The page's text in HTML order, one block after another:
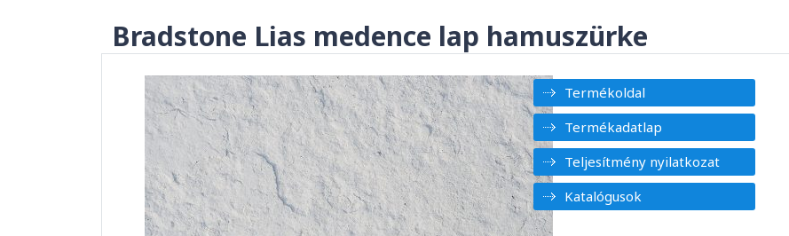
Bradstone Lias medence lap hamuszürke
Termékoldal
Termékadatlap
Teljesítmény nyilatkozat
Katalógusok